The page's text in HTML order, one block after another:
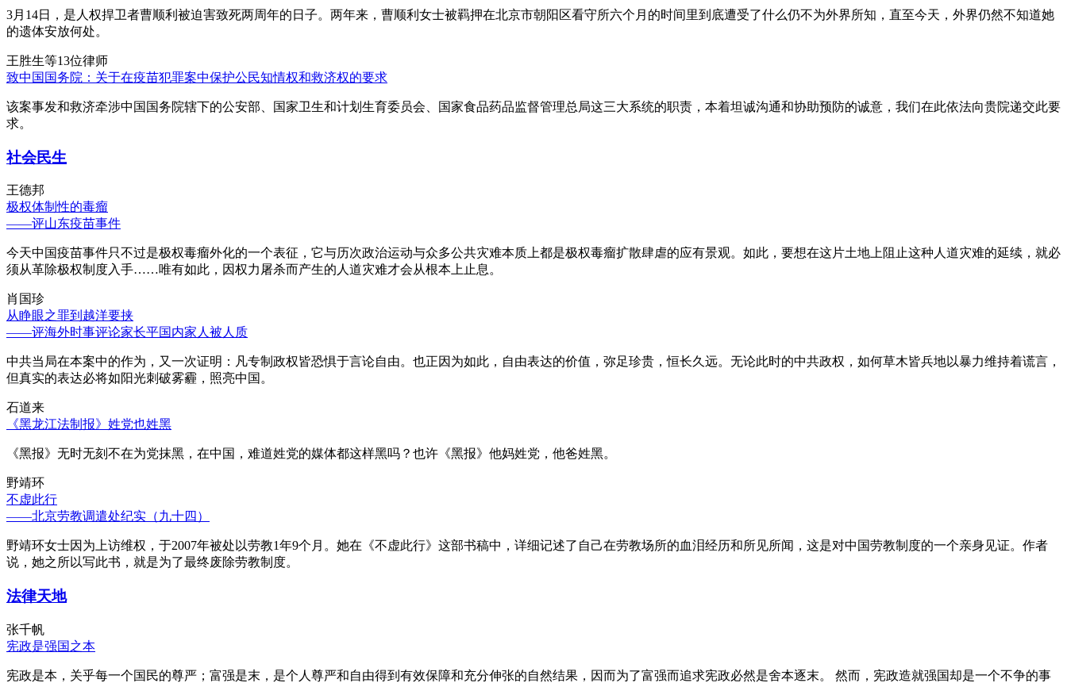
3月14日，是人权捍卫者曹顺利被迫害致死两周年的日子。两年来，曹顺利女士被羁押在北京市朝阳区看守所六个月的时间里到底遭受了什么仍不为外界所知，直至今天，外界仍然不知道她
的遗体安放何处。
王胜生等13位律师
致中国国务院：关于在疫苗犯罪案中保护公民知情权和救济权的要求
该案事发和救济牵涉中国国务院辖下的公安部、国家卫生和计划生育委员会、国家食品药品监督管理总局这三大系统的职责，本着坦诚沟通和协助预防的诚意，我们在此依法向贵院递交此要
求。
社会民生
王德邦
极权体制性的毒瘤
——评山东疫苗事件
今天中国疫苗事件只不过是极权毒瘤外化的一个表征，它与历次政治运动与众多公共灾难本质上都是极权毒瘤扩散肆虐的应有景观。如此，要想在这片土地上阻止这种人道灾难的延续，就必
须从革除极权制度入手……唯有如此，因权力屠杀而产生的人道灾难才会从根本上止息。
肖国珍
从睁眼之罪到越洋要挟
——评海外时事评论家长平国内家人被人质
中共当局在本案中的作为，又一次证明：凡专制政权皆恐惧于言论自由。也正因为如此，自由表达的价值，弥足珍贵，恒长久远。无论此时的中共政权，如何草木皆兵地以暴力维持着谎言，
但真实的表达必将如阳光刺破雾霾，照亮中国。
石道来
《黑龙江法制报》姓党也姓黑
《黑报》无时无刻不在为党抹黑，在中国，难道姓党的媒体都这样黑吗？也许《黑报》他妈姓党，他爸姓黑。
野靖环
不虚此行
——北京劳教调遣处纪实（九十四）
野靖环女士因为上访维权，于2007年被处以劳教1年9个月。她在《不虚此行》这部书稿中，详细记述了自己在劳教场所的血泪经历和所见所闻，这是对中国劳教制度的一个亲身见证。作者
说，她之所以写此书，就是为了最终废除劳教制度。
法律天地
张千帆
宪政是强国之本
宪政是本，关乎每一个国民的尊严；富强是末，是个人尊严和自由得到有效保障和充分伸张的自然结果，因而为了富强而追求宪政必然是舍本逐末。 然而，宪政造就强国却是一个不争的事